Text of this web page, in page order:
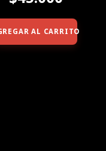
AL CARRITO